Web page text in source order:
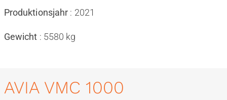
Produktionsjahr : 2021
Gewicht : 5580 kg
AVIA VMC 1000